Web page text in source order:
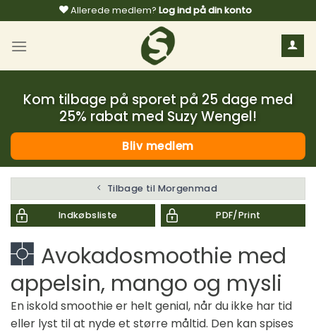
til
indhold
Allerede medlem? Log ind på din konto
Kom tilbage på sporet på 25 dage med
25% rabat med Suzy Wengel!
Bliv medlem
Tilbage til Morgenmad
Indkøbsliste PDF/Print
Avokadosmoothie med
appelsin, mango og mysli
En iskold smoothie er helt genial, når du ikke har tid
eller lyst til at nyde et større måltid. Den kan spises